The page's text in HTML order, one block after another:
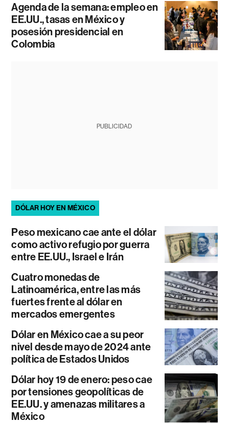
Agenda de la semana: empleo en
EE.UU., tasas en México y
posesión presidencial en
Colombia
PUBLICIDAD
DÓLAR HOY EN MÉXICO
Peso mexicano cae ante el dólar
como activo refugio por guerra
entre EE.UU., Israel e Irán
Cuatro monedas de
Latinoamérica, entre las más
fuertes frente al dólar en
mercados emergentes
Dólar en México cae a su peor
nivel desde mayo de 2024 ante
política de Estados Unidos
Dólar hoy 19 de enero: peso cae
por tensiones geopolíticas de
EE.UU. y amenazas militares a
México